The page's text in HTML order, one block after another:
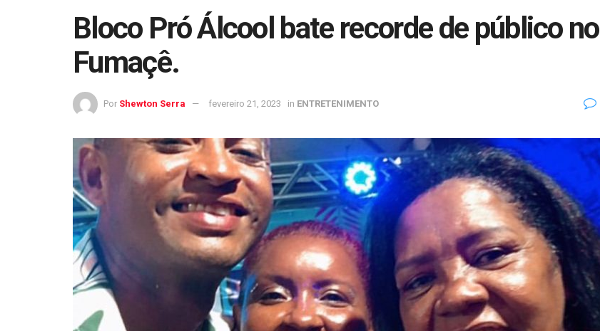
Bloco Pró Álcool bate recorde de público no
Fumaçê.
Por Shewton Serra fevereiro 21, 2023 in ENTRETENIMENTO